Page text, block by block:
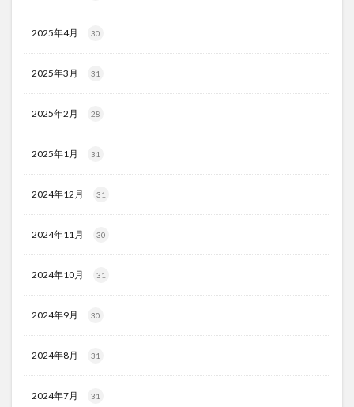
2025年4月 30
2025年3月 31
2025年2月 28
2025年1月 31
2024年12月 31
2024年11月 30
2024年10月 31
2024年9月 30
2024年8月 31
2024年7月 31